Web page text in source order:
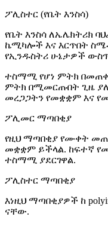
ፖሊስተር (የቤት እንስሳ)
የቤት እንስሳ ለኤሌክትሪክ
ኬሚካሎች እና እርጥበት
የኢንዱስትሪ ሁኔታዎች
ተስማሚ የሆነ ምትክ
ምትክ በሚመርጡበት ጊዜ
መረጋጋትን የመቋቋም እና
ፖሊመር ማጣበቂያ
የዚህ ማጣበቂያ የሙቀት
መቋቋም ይችላል. ከፍተኛ
ተስማሚ ያደርገዋል.
ፖሊስተር ማጣበቂያ
እነዚህ ማጣበቂያዎች ከ
ናቸው.